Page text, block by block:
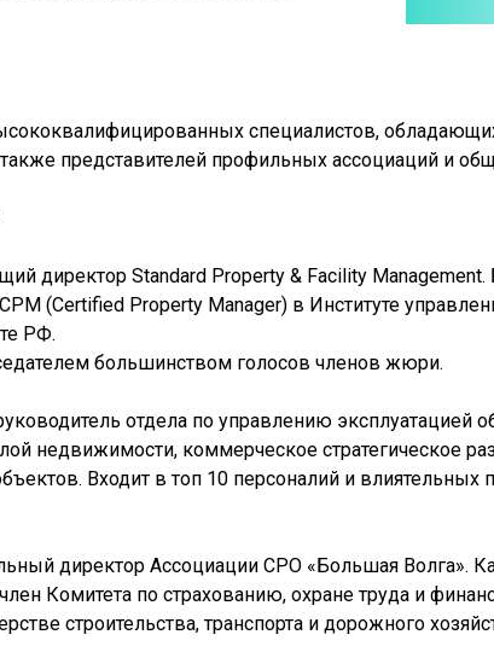
специалистов,
представителей профильных ассоциаций и
директор Standard Property & Facility
(Certified Property Manager) в Институте
РФ.
большинством голосов членов жюри.
отдела по управлению эксплуатацией
недвижимости, коммерческое стратегическое
Входит в топ 10 персоналий и
директор Ассоциации СРО «Большая Волга».
Комитета по страхованию, охране труда и
строительства, транспорта и дорожного